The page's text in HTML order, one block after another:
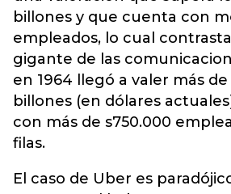
billones y que cuenta con
empleados, lo cual
gigante de las
en 1964 llegó a valer más de
billones (en dólares
con más de s750.000
filas.
El caso de Uber es